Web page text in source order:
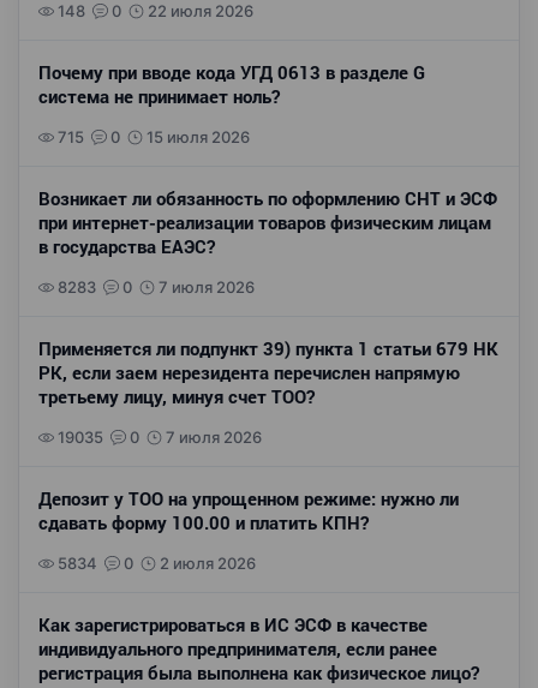
148 0 22 июля 2026
Почему при вводе кода УГД 0613 в разделе G
система не принимает ноль?
715 0 15 июля 2026
Возникает ли обязанность по оформлению СНТ и ЭСФ
при интернет-реализации товаров физическим лицам
в государства ЕАЭС?
8283 0 7 июля 2026
Применяется ли подпункт 39) пункта 1 статьи 679 НК
РК, если заем нерезидента перечислен напрямую
третьему лицу, минуя счет ТОО?
19035 0 7 июля 2026
Депозит у ТОО на упрощенном режиме: нужно ли
сдавать форму 100.00 и платить КПН?
5834 0 2 июля 2026
Как зарегистрироваться в ИС ЭСФ в качестве
индивидуального предпринимателя, если ранее
регистрация была выполнена как физическое лицо?